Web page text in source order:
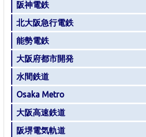
阪神電鉄
北大阪急行電鉄
能勢電鉄
大阪府都市開発
水間鉄道
Osaka Metro
大阪高速鉄道
阪堺電気軌道